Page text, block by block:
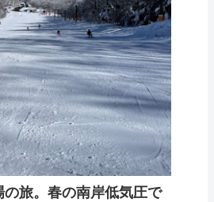
の旅。春の南岸低気圧で